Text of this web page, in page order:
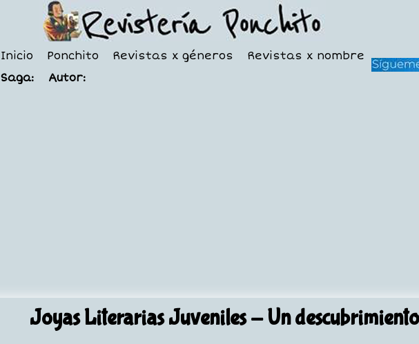
Inicio Ponchito Revistas x géneros
Revistas x nombre
Saga:
Autor:
Joyas Literarias Juveniles- Un